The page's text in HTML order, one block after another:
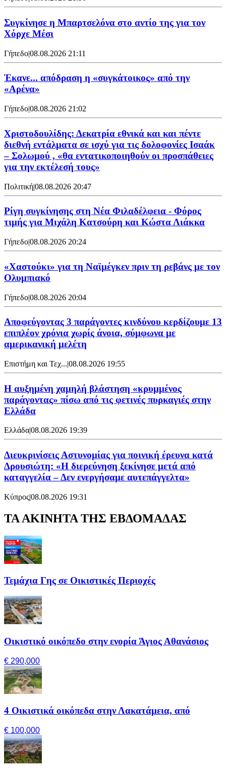
Συγκίνησε η Μπαρτσελόνα στο αντίο της για τον
Χόρχε Μέσι
Γήπεδο|08.08.2026 21:11
Έκανε... απόδραση η «συγκάτοικος» από την
«Αρένα»
Γήπεδο|08.08.2026 21:02
Χριστοδουλίδης: Δεκατρία εθνικά και και πέντε
διεθνή εντάλματα σε ισχύ για τις δολοφονίες Ισαάκ
– Σολωμού , «θα εντατικοποιηθούν οι προσπάθειες
για την εκτέλεσή τους»
Πολιτική|08.08.2026 20:47
Ρίγη συγκίνησης στη Νέα Φιλαδέλφεια - Φόρος
τιμής για Μιχάλη Κατσούρη και Κώστα Λιάκκα
Γήπεδο|08.08.2026 20:24
«Χαστούκι» για τη Ναϊμέγκεν πριν τη ρεβάνς με τον
Ολυμπιακό
Γήπεδο|08.08.2026 20:04
Αποφεύγοντας 3 παράγοντες κινδύνου κερδίζουμε 13
επιπλέον χρόνια χωρίς άνοια, σύμφωνα με
αμερικανική μελέτη
Επιστήμη και Τεχ...|08.08.2026 19:55
Η αυξημένη χαμηλή βλάστηση «κρυμμένος
παράγοντας» πίσω από τις φετινές πυρκαγιές στην
Ελλάδα
Ελλάδα|08.08.2026 19:39
Διευκρινίσεις Αστυνομίας για ποινική έρευνα κατά
Δρουσιώτη: «Η διερεύνηση ξεκίνησε μετά από
καταγγελία – Δεν ενεργήσαμε αυτεπάγγελτα»
Κύπρος|08.08.2026 19:31
ΤΑ ΑΚΙΝΗΤΑ ΤΗΣ ΕΒΔΟΜΑΔΑΣ
Τεμάχια Γης σε Οικιστικές Περιοχές
Οικιστικό οικόπεδο στην ενορία Άγιος Αθανάσιος
€ 290,000
4 Οικιστικά οικόπεδα στην Λακατάμεια, από
€ 100,000